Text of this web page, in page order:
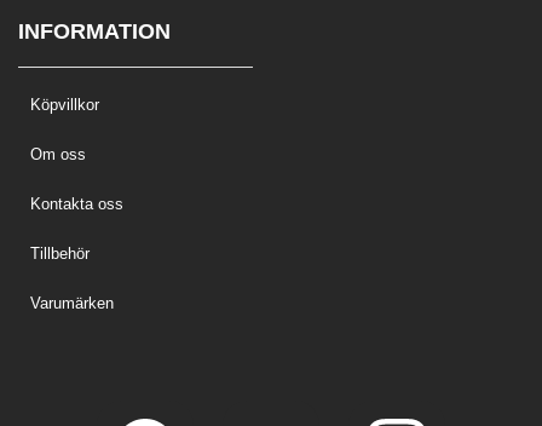
INFORMATION
Köpvillkor
Om oss
Kontakta oss
Tillbehör
Varumärken